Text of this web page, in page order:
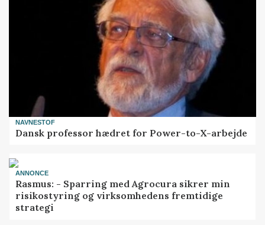
NAVNESTOF
Dansk professor hædret for Power-to-X-arbejde
ANNONCE
Rasmus: - Sparring med Agrocura sikrer min
risikostyring og virksomhedens fremtidige
strategi